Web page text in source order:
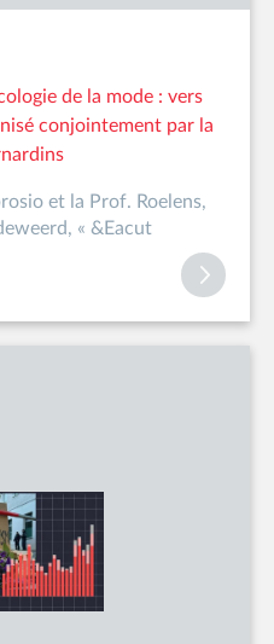
de la mode : vers
conjointement par la
et la Prof. Roelens,
« &Eacut